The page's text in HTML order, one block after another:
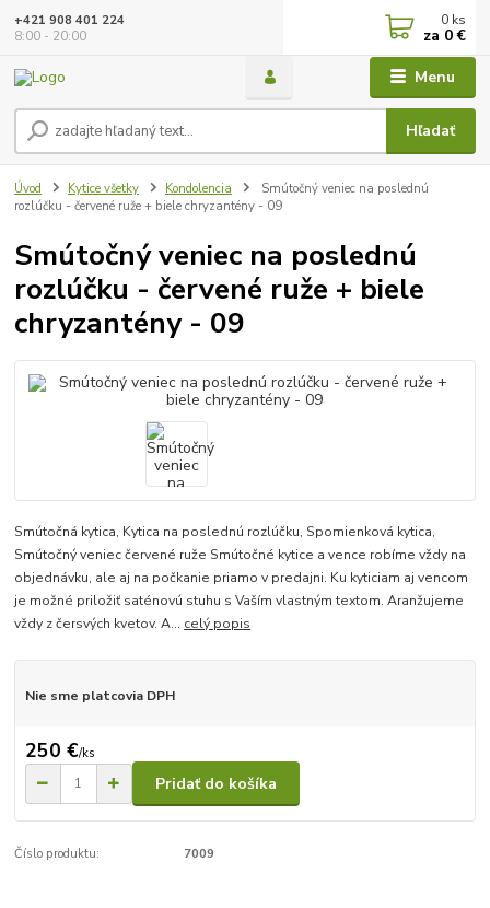
Menu
Hľadať
+421 908 401 224
8:00 - 20:00
0 ks
za 0 €
Úvod Kytice všetky Kondolencia
Smútočný veniec na poslednú
rozlúčku - červené ruže + biele chryzantény - 09
Smútočný veniec na poslednú
rozlúčku - červené ruže + biele
chryzantény - 09
Smútočná kytica, Kytica na poslednú rozlúčku, Spomienková kytica,
Smútočný veniec červené ruže Smútočné kytice a vence robíme vždy na
objednávku, ale aj na počkanie priamo v predajni. Ku kyticiam aj vencom
je možné priložiť saténovú stuhu s Vaším vlastným textom. Aranžujeme
vždy z čersvých kvetov. A... celý popis
Nie sme platcovia DPH
250 €/ks
Pridať do košíka
Číslo produktu: 7009